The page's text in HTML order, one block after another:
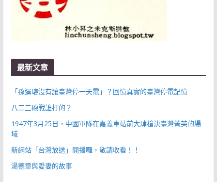
最新文章
「孫運璿沒有讓臺灣停一天電」？回憶真實的臺灣停電記憶
八二三砲戰誰打的？
1947年3月25日，中國軍隊在嘉義車站前大肆槍決臺灣菁英的場
域
新網站「台灣放送」開播囉，敬請收看！！
湯德章與愛妻的故事